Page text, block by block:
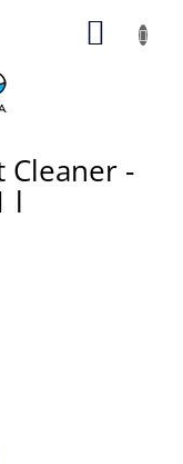
Cleaner -
l